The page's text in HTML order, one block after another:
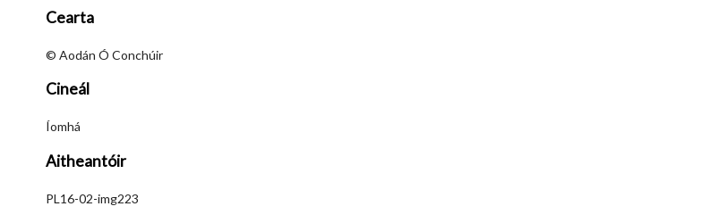
Cearta
© Aodán Ó Conchúir
Cineál
Íomhá
Aitheantóir
PL16-02-img223